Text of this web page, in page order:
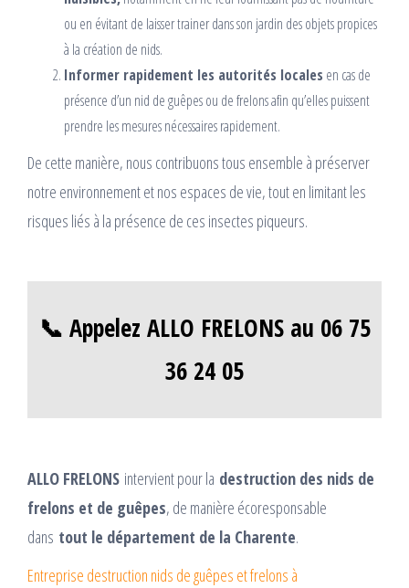
ou en évitant de laisser trainer dans son jardin des objets propices
à la création de nids.
Informer rapidement les autorités locales en cas de
présence d’un nid de guêpes ou de frelons afin qu’elles puissent
prendre les mesures nécessaires rapidement.
De cette manière, nous contribuons tous ensemble à préserver
notre environnement et nos espaces de vie, tout en limitant les
risques liés à la présence de ces insectes piqueurs.
📞 Appelez ALLO FRELONS au 06 75
36 24 05
ALLO FRELONS intervient pour la destruction des nids de
frelons et de guêpes, de manière écoresponsable
dans tout le département de la Charente.
Entreprise destruction nids de guêpes et frelons à